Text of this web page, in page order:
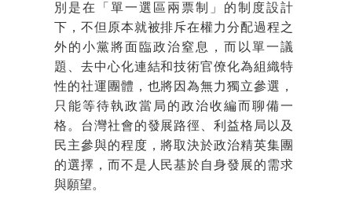
別是在「單一選區兩票制」的制度設計
下，不但原本就被排斥在權力分配過程之
外的小黨將面臨政治窒息，而以單一議
題、去中心化連結和技術官僚化為組織特
性的社運團體，也將因為無力獨立參選，
只能等待執政當局的政治收編而聊備一
格。台灣社會的發展路徑、利益格局以及
民主參與的程度，將取決於政治精英集團
的選擇，而不是人民基於自身發展的需求
與願望。